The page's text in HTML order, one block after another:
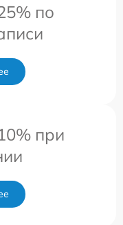
по
при